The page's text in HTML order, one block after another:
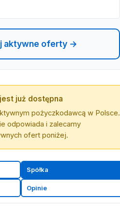
aktywne oferty →
już dostępna
pożyczkodawcą w Polsce.
odpowiada i zalecamy
ofert poniżej.
Spółka
Opinie